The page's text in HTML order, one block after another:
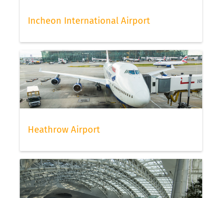
Incheon International Airport
Heathrow Airport